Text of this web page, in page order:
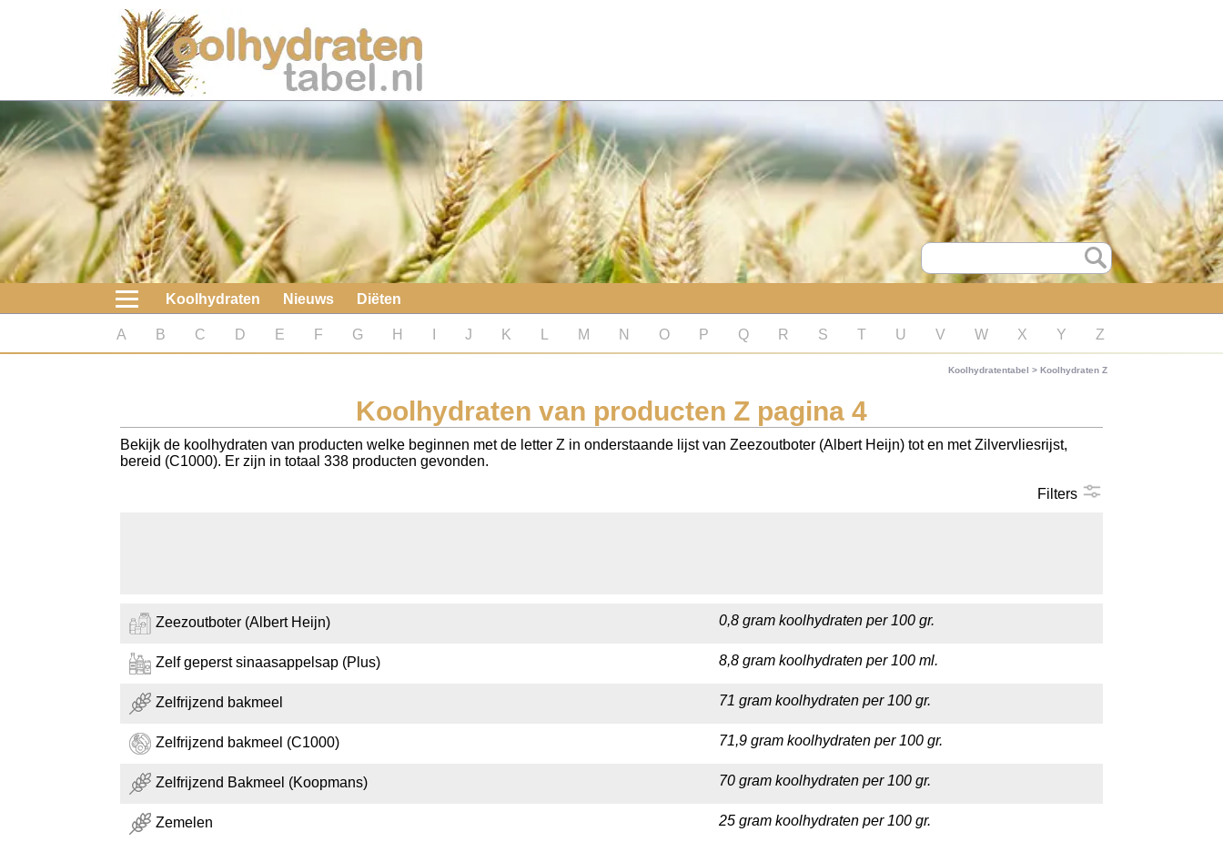
Koolhydraten
Nieuws
Koolhydraatarme diëten
Boeken
koolhydraatarme diëten
Diabetes test
Koolhydraten tellen
Koolhydraten Nieuws Diëten
A B C D E F G H J K M N O P Q R S T U V W X Y Z
Koolhydratentabel > Koolhydraten Z
Koolhydraten van producten Z pagina 4
Bekijk de koolhydraten van producten welke beginnen met de letter Z in onderstaande lijst van Zeezoutboter (Albert Heijn) tot en met Zilvervliesrijst,
bereid (C1000). Er zijn in totaal 338 producten gevonden.
Filters
Zeezoutboter (Albert Heijn) 0,8 gram koolhydraten per 100 gr.
Zelf geperst sinaasappelsap (Plus) 8,8 gram koolhydraten per 100 ml.
Zelfrijzend bakmeel 71 gram koolhydraten per 100 gr.
Zelfrijzend bakmeel (C1000) 71,9 gram koolhydraten per 100 gr.
Zelfrijzend Bakmeel (Koopmans) 70 gram koolhydraten per 100 gr.
Zemelen 25 gram koolhydraten per 100 gr.